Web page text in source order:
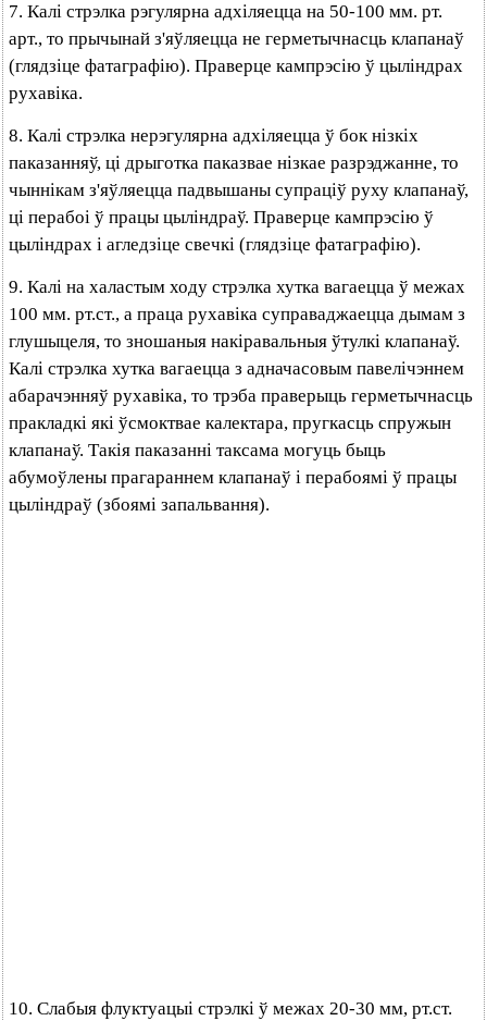
7. Калі стрэлка рэгулярна адхіляецца на 50-100 мм. рт.
арт., то прычынай з'яўляецца не герметычнасць клапанаў
(глядзіце фатаграфію). Праверце кампрэсію ў цыліндрах
рухавіка.
8. Калі стрэлка нерэгулярна адхіляецца ў бок нізкіх
паказанняў, ці дрыготка паказвае нізкае разрэджанне, то
чыннікам з'яўляецца падвышаны супраціў руху клапанаў,
ці перабоі ў працы цыліндраў. Праверце кампрэсію ў
цыліндрах і агледзіце свечкі (глядзіце фатаграфію).
9. Калі на халастым ходу стрэлка хутка вагаецца ў межах
100 мм. рт.ст., а праца рухавіка суправаджаецца дымам з
глушыцеля, то зношаныя накіравальныя ўтулкі клапанаў.
Калі стрэлка хутка вагаецца з адначасовым павелічэннем
абарачэнняў рухавіка, то трэба праверыць герметычнасць
пракладкі які ўсмоктвае калектара, пругкасць спружын
клапанаў. Такія паказанні таксама могуць быць
абумоўлены прагараннем клапанаў і перабоямі ў працы
цыліндраў (збоямі запальвання).
10. Слабыя флуктуацыі стрэлкі ў межах 20-30 мм, рт.ст.